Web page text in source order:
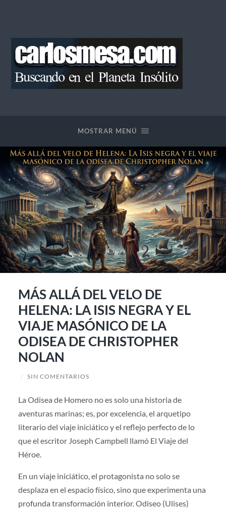
MOSTRAR MENÚ
MÁS ALLÁ DEL VELO DE
HELENA: LA ISIS NEGRA Y EL
VIAJE MASÓNICO DE LA
ODISEA DE CHRISTOPHER
NOLAN
/ SIN COMENTARIOS
La Odisea de Homero no es solo una historia de
aventuras marinas; es, por excelencia, el arquetipo
literario del viaje iniciático y el reflejo perfecto de lo
que el escritor Joseph Campbell llamó El Viaje del
Héroe.
En un viaje iniciático, el protagonista no solo se
desplaza en el espacio físico, sino que experimenta una
profunda transformación interior. Odiseo (Ulises)